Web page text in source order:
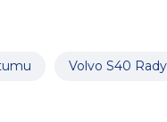
Volvo S40